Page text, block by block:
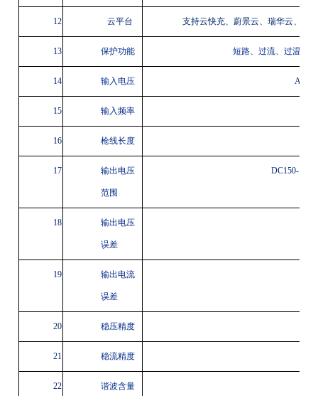
12 云平台 支持云快充、蔚景云、瑞华云、瑞
13 保护功能 短路、过流、过温、
14 输入电压 AC
15 输入频率
16 枪线长度
17 输出电压
范围
DC150-
18 输出电压
误差
19 输出电流
误差
20 稳压精度
21 稳流精度
22 谐波含量